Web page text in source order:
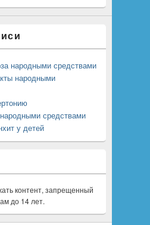
народными средствами
народными
средствами
у детей
контент, запрещенный
до 14 лет.